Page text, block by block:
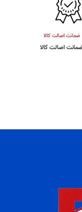
ضمانت اصالت کالا
اصالت کالا